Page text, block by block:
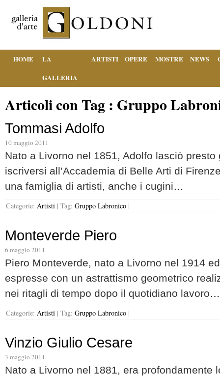
HOME
LA
GALLERIA
ARTISTI OPERE MOSTRE NEWS
Articoli con Tag : Gruppo
Tommasi Adolfo
10 maggio 2011
Nato a Livorno nel 1851, Adolfo lasciò
iscriversi all’Accademia di Belle Arti di
una famiglia di artisti, anche i cugini…
Categorie: Artisti | Tag: Gruppo Labronico |
Monteverde Piero
6 maggio 2011
Piero Monteverde, nato a Livorno nel 1914
espresse con un astrattismo geometrico
nei ritagli di tempo dopo il quotidiano lavoro…
Categorie: Artisti | Tag: Gruppo Labronico |
Vinzio Giulio Cesare
3 maggio 2011
Nato a Livorno nel 1881, era profondamente